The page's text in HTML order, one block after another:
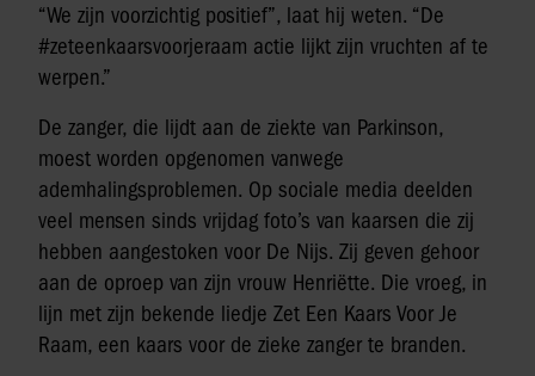
“We zijn voorzichtig positief”, laat hij weten. “De
#zeteenkaarsvoorjeraam actie lijkt zijn vruchten af te
werpen.”
De zanger, die lijdt aan de ziekte van Parkinson,
moest worden opgenomen vanwege
ademhalingsproblemen. Op sociale media deelden
veel mensen sinds vrijdag foto’s van kaarsen die zij
hebben aangestoken voor De Nijs. Zij geven gehoor
aan de oproep van zijn vrouw Henriëtte. Die vroeg, in
lijn met zijn bekende liedje Zet Een Kaars Voor Je
Raam, een kaars voor de zieke zanger te branden.